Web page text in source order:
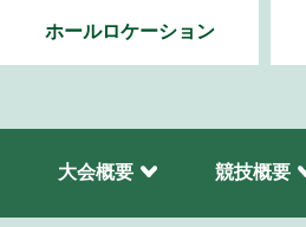
ホールロケーション
大会概要 競技概要